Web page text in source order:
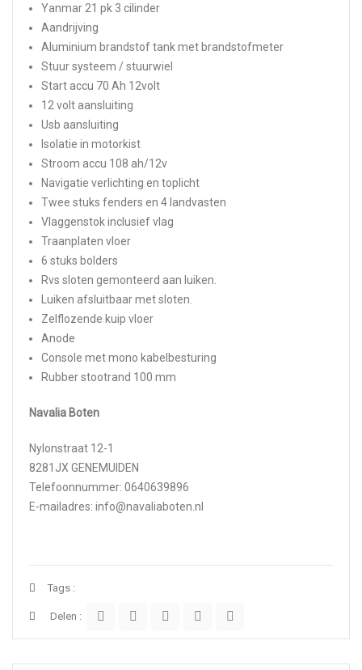
Yanmar 21 pk 3 cilinder
Aandrijving
Aluminium brandstof tank met brandstofmeter
Stuur systeem / stuurwiel
Start accu 70 Ah 12volt
12 volt aansluiting
Usb aansluiting
Isolatie in motorkist
Stroom accu 108 ah/12v
Navigatie verlichting en toplicht
Twee stuks fenders en 4 landvasten
Vlaggenstok inclusief vlag
Traanplaten vloer
6 stuks bolders
Rvs sloten gemonteerd aan luiken.
Luiken afsluitbaar met sloten.
Zelflozende kuip vloer
Anode
Console met mono kabelbesturing
Rubber stootrand 100 mm
Navalia Boten
Nylonstraat 12-1
8281JX GENEMUIDEN
Telefoonnummer: 0640639896
E-mailadres: info@navaliaboten.nl
Tags :
Delen :